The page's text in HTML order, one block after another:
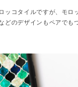
ッコタイルですが、モロ
どのデザインもペアでも